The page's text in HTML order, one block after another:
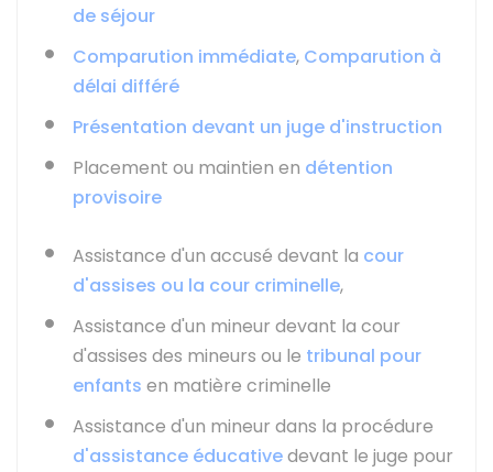
de séjour
Comparution immédiate, Comparution à
délai différé
Présentation devant un juge d'instruction
Placement ou maintien en détention
provisoire
Assistance d'un accusé devant la cour
d'assises ou la cour criminelle,
Assistance d'un mineur devant la cour
d'assises des mineurs ou le tribunal pour
enfants en matière criminelle
Assistance d'un mineur dans la procédure
d'assistance éducativedevant le juge pour